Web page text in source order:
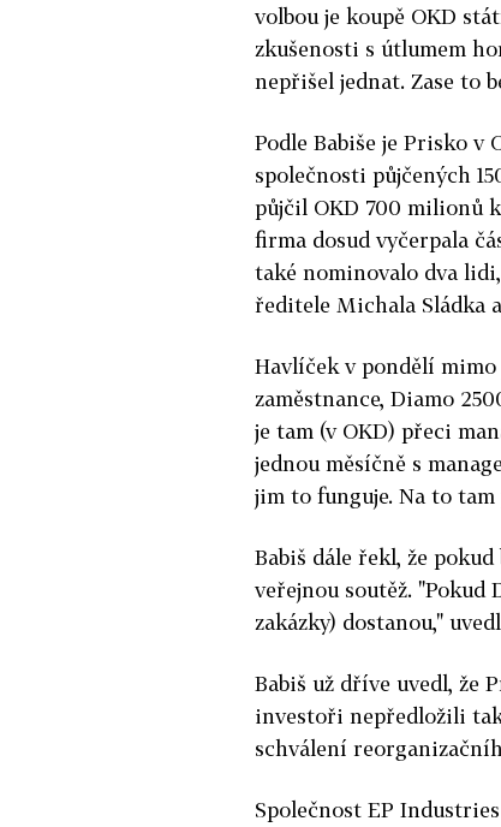
volbou je koupě OKD
zkušenosti s útlumem
nepřišel jednat. Zase to
Podle Babiše je Prisko v
společnosti půjčených
půjčil OKD 700 milionů
firma dosud vyčerpala
také nominovalo dva
ředitele Michala Sládka
Havlíček v pondělí
zaměstnance, Diamo
je tam (v OKD) přeci
jednou měsíčně s
jim to funguje. Na to
Babiš dále řekl, že
veřejnou soutěž.
zakázky) dostanou,"
Babiš už dříve uvedl, že
investoři nepředložili
schválení
Společnost EP